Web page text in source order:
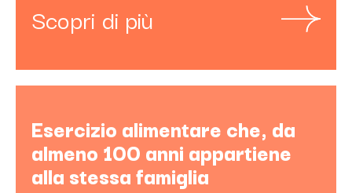
Scopri di più
Esercizio alimentare che, da
almeno 100 anni appartiene
alla stessa famiglia